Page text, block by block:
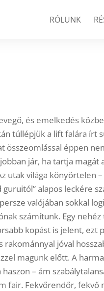
RÓLUNK
és emelkedés
túllépjük a lift falára írt
összeomlással éppen
jár, ha tartja
utak világa könyörtelen
alapos leckére
valójában sokkal
számítunk. Egy
kopást is jelent, ezt
rakománnyal jóval
magunk előtt. A
– ám
fair. Fekvőrendőr,